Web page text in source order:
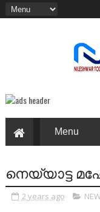
നെയ്യാട്ട
2 years ago